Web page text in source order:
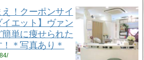
え！クーポンサイ
イエット】ヴァン
単に痩せられた
＊写真あり＊